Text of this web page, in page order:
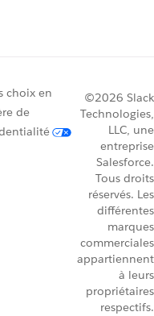
choix en
de
©2026 Slack
Technologies,
LLC, une
entreprise
Salesforce.
Tous droits
réservés. Les
différentes
marques
commerciales
appartiennent
à leurs
propriétaires
respectifs.